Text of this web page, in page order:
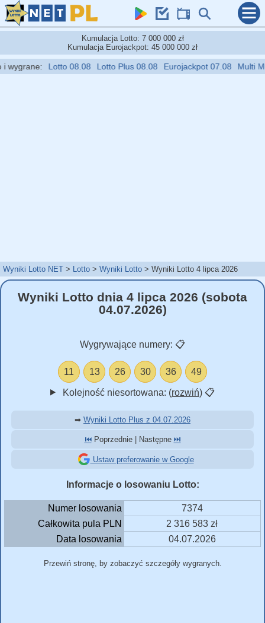
Kumulacja Lotto: 7 000 000 zł
Kumulacja Eurojackpot: 45 000 000 zł
Lotto 08.08 Lotto Plus 08.08 Eurojackpot 07.08 Multi
Wyniki Lotto NET Lotto Wyniki Lotto Wyniki Lotto 4 lipca 2026
Wyniki Lotto dnia 4 lipca 2026 (sobota
04.07.2026)
Wygrywające numery: 📋
11 13 26 30 36 49
Kolejność niesortowana: (rozwiń) 📋
➡ Wyniki Lotto Plus z 04.07.2026
⏮️Poprzednie | Następne ⏭️
Ustaw preferowanie w Google
Informacje o losowaniu Lotto:
Numer losowania
7374
Całkowita pula PLN
2 316 583 zł
Data losowania
04.07.2026
Przewiń stronę, by zobaczyć szczegóły wygranych.